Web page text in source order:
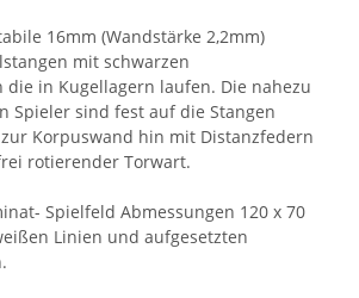
16mm (Wandstärke 2,2mm)
mit schwarzen
in Kugellagern laufen. Die nahezu
Spieler sind fest auf die Stangen
zur Korpuswand hin mit Distanzfedern
rotierender Torwart.
Spielfeld Abmessungen 120 x 70
Linien und aufgesetzten